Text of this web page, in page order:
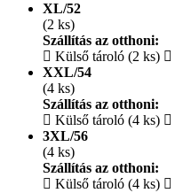
XL/52
(2 ks)
Szállítás az otthoni:
Külső tároló (2 ks)
XXL/54
(4 ks)
Szállítás az otthoni:
Külső tároló (4 ks)
3XL/56
(4 ks)
Szállítás az otthoni:
Külső tároló (4 ks)